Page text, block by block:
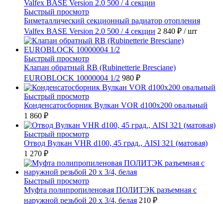
Быстрый просмотр
Биметаллический секционный радиатор отопления
Valfex BASE Version 2.0 500 / 4 секции 2 840 ₽ / шт
Быстрый просмотр
Клапан обратный RB (Rubinetterie Bresciane)
EUROBLOCK 10000004 1/2 980 ₽
Быстрый просмотр
Конденсатосборник Вулкан VOR d100x200 овальный
1 860 ₽
Быстрый просмотр
Отвод Вулкан VHR d100, 45 град., AISI 321 (матовая)
1 270 ₽
Быстрый просмотр
Муфта полипропиленовая ПОЛИТЭК разъемная с
наружной резьбой 20 x 3/4, белая 210 ₽